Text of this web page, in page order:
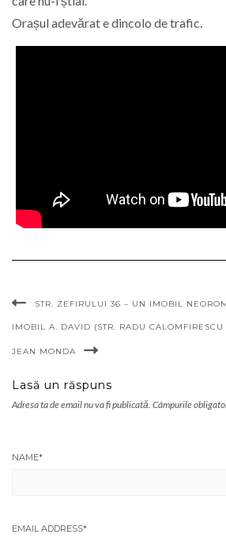
Orașul adevărat e dincolo de trafic.
STR. ZEFIRULUI 36 – UN IMOBIL
IMOBIL A. DAVID (STR. RADU
JEAN MONDA
Lasă un răspuns
Adresa ta de email nu va fi publicată. Câmpurile
NAME*
EMAIL ADDRESS*